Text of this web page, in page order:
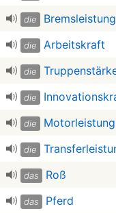
die Bremsleistung
die Arbeitskraft
die
die
die Motorleistung
die
das Roß
das Pferd